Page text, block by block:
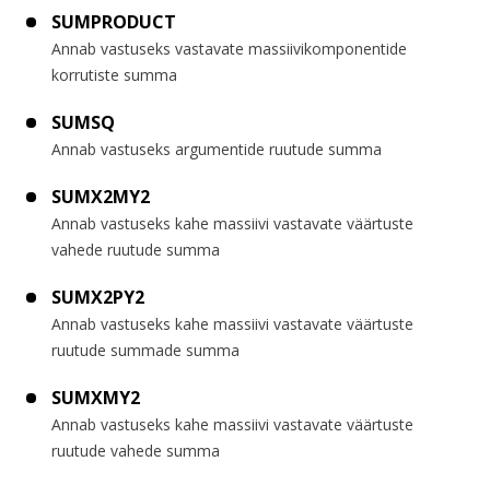
SUMPRODUCT
Annab vastuseks vastavate massiivikomponentide
korrutiste summa
SUMSQ
Annab vastuseks argumentide ruutude summa
SUMX2MY2
Annab vastuseks kahe massiivi vastavate väärtuste
vahede ruutude summa
SUMX2PY2
Annab vastuseks kahe massiivi vastavate väärtuste
ruutude summade summa
SUMXMY2
Annab vastuseks kahe massiivi vastavate väärtuste
ruutude vahede summa